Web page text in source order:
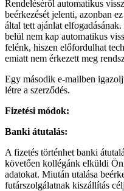
Rendeléséről automatikus
beérkezését jelenti, azonban
által tett ajánlat
belül nem kap automatikus
felénk, hiszen előfordulhat
emiatt nem érkezett meg
Egy második e-mailben
létre a szerződés.
Fizetési módok:
Banki átutalás:
A fizetés történhet banki
követően kollégánk elküldi
adatokat. Miután utalása
futárszolgálatnak kiszállítás